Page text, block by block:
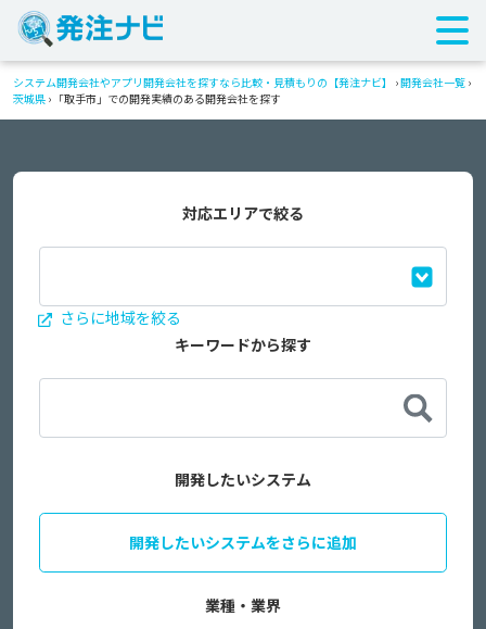
システム開発会社やアプリ開発会社を探すなら比較・見積もりの【発注ナビ】 ›開発会社一覧 ›
茨城県 › 「取手市」での開発実績のある開発会社を探す
対応エリアで絞る
さらに地域を絞る
キーワードから探す
開発したいシステム
開発したいシステムをさらに追加
業種・業界